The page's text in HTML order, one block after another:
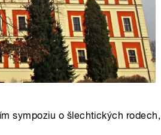
sympoziu o šlechtických rodech,